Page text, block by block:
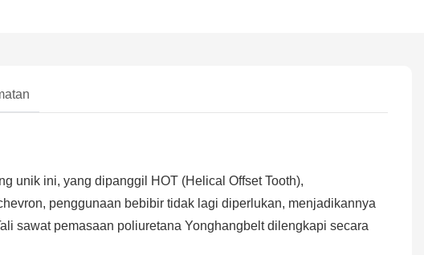
unik ini, yang dipanggil HOT (Helical Offset Tooth),
penggunaan bebibir tidak lagi diperlukan, menjadikannya
sawat pemasaan poliuretana Yonghangbelt dilengkapi secara